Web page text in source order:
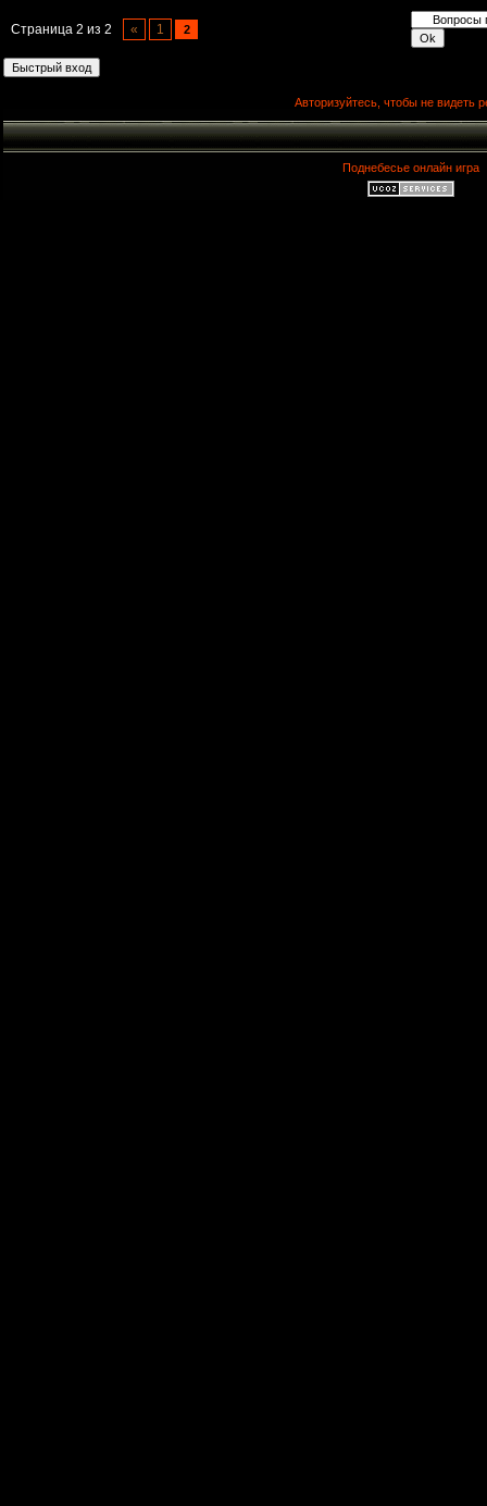
Страница 2 из 2 « 1 2
Авторизуйтесь, чтобы не видеть
Поднебесье онлайн игра